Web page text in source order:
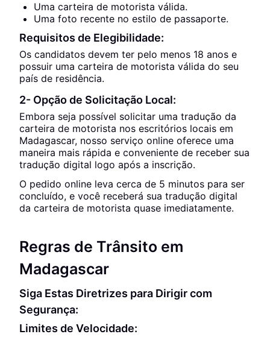
Uma carteira de motorista válida.
Uma foto recente no estilo de passaporte.
Requisitos de Elegibilidade:
Os candidatos devem ter pelo menos 18 anos e
possuir uma carteira de motorista válida do seu
país de residência.
2- Opção de Solicitação Local:
Embora seja possível solicitar uma tradução da
carteira de motorista nos escritórios locais em
Madagascar, nosso serviço online oferece uma
maneira mais rápida e conveniente de receber sua
tradução digital logo após a inscrição.
O pedido online leva cerca de 5 minutos para ser
concluído, e você receberá sua tradução digital
da carteira de motorista quase imediatamente.
Regras de Trânsito em
Madagascar
Siga Estas Diretrizes para Dirigir com
Segurança:
Limites de Velocidade: